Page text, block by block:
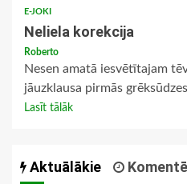
E-JOKI
Neliela korekcija
Roberto
Nesen amatā iesvētītajam
jāuzklausa pirmās
Lasīt tālāk
Aktuālākie